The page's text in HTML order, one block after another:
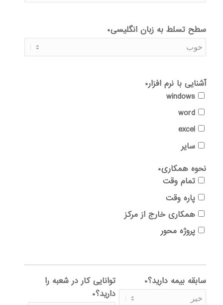
سطح تسلط به زبان انگلیسی*
آشنایی با نرم افزار*
windows
word
excel
سایر
نحوه همکاری*
تمام وقت
پاره وقت
همکاری خارج از مرکز
پروژه محور
سابقه بیمه دارید؟*
توانایی کار در شعبه را
دارید؟*